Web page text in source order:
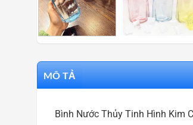
MÔ TẢ
Bình Nước Thủy Tinh Hình Kim